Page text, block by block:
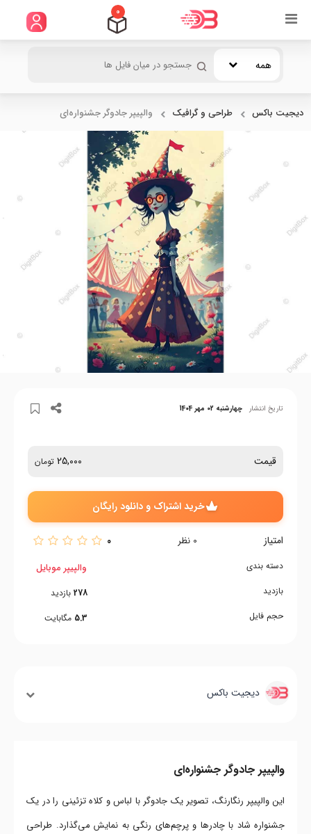
0
همه
دیجیت باکس طراحی و گرافیک والپیپر جادوگر جشنواره‌ای
تاریخ انتشار چهارشنبه 02 مهر 1404
قیمت 25,000 تومان
خرید اشتراک و دانلود رایگان
امتیاز 0 نظر 0
دسته بندی
بازدید
حجم فایل
والپیپر موبایل
278 بازدید
5.3 مگابایت
دیجیت باکس
والپیپر جادوگر جشنواره‌ای
این والپیپر رنگارنگ، تصویر یک جادوگر با لباس و کلاه تزئینی را در یک
جشنواره شاد با چادرها و پرچم‌های رنگی به نمایش می‌گذارد. طراحی